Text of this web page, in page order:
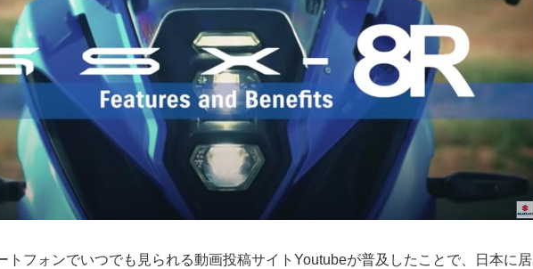
トフォンでいつでも見られる動画投稿サイトYoutubeが普及したことで、日本に居